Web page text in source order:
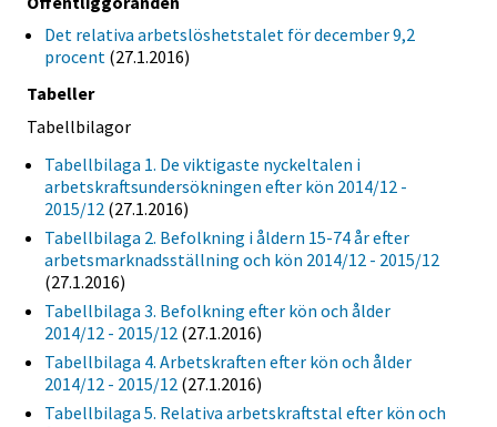
Det relativa arbetslöshetstalet för december 9,2
procent (27.1.2016)
Tabeller
Tabellbilagor
Tabellbilaga 1. De viktigaste nyckeltalen i
arbetskraftsundersökningen efter kön 2014/12 -
2015/12 (27.1.2016)
Tabellbilaga 2. Befolkning i åldern 15-74 år efter
arbetsmarknadsställning och kön 2014/12 - 2015/12
(27.1.2016)
Tabellbilaga 3. Befolkning efter kön och ålder
2014/12 - 2015/12 (27.1.2016)
Tabellbilaga 4. Arbetskraften efter kön och ålder
2014/12 - 2015/12 (27.1.2016)
Tabellbilaga 5. Relativa arbetskraftstal efter kön och